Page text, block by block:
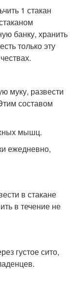
1 стакан
банку, хранить
только эту
муку, развести
составом
мышц.
ежедневно,
в стакане
в течение не
густое сито,